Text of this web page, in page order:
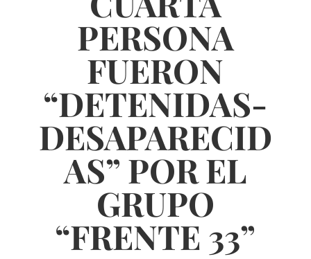
PERSONA
FUERON
“DETENIDAS-
DESAPARECID
AS” POR EL
GRUPO
“FRENTE 33”